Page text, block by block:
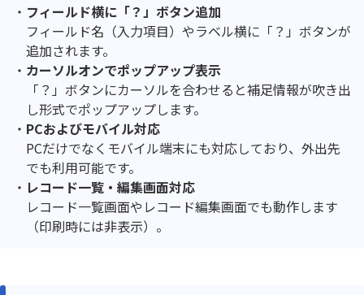
フィールド横に「？」ボタン追加
フィールド名（入力項目）やラベル横に「？」ボタンが
追加されます。
カーソルオンでポップアップ表示
「？」ボタンにカーソルを合わせると補足情報が吹き出
し形式でポップアップします。
PCおよびモバイル対応
PCだけでなくモバイル端末にも対応しており、外出先
でも利用可能です。
レコード一覧・編集画面対応
レコード一覧画面やレコード編集画面でも動作します
（印刷時には非表示）。